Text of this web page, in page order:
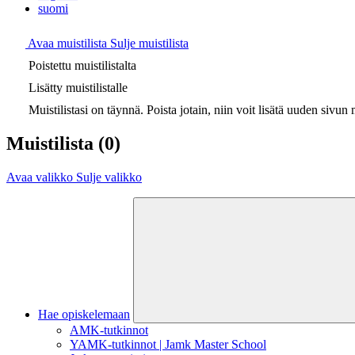
suomi
Avaa muistilista Sulje muistilista
Poistettu muistilistalta
Lisätty muistilistalle
Muistilistasi on täynnä. Poista jotain, niin voit lisätä uuden sivun
Muistilista (0)
Avaa valikko Sulje valikko
Hae opiskelemaan
AMK-tutkinnot
YAMK-tutkinnot | Jamk Master School